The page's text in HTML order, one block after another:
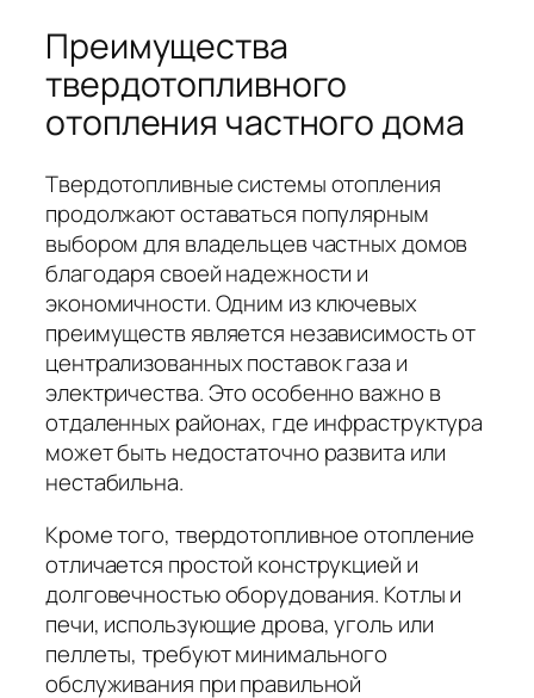
Преимущества
твердотопливного
отопления частного дома
Твердотопливные системы отопления
продолжают оставаться популярным
выбором для владельцев частных домов
благодаря своей надежности и
экономичности. Одним из ключевых
преимуществ является независимость от
централизованных поставок газа и
электричества. Это особенно важно в
отдаленных районах, где инфраструктура
может быть недостаточно развита или
нестабильна.
Кроме того, твердотопливное отопление
отличается простой конструкцией и
долговечностью оборудования. Котлы и
печи, использующие дрова, уголь или
пеллеты, требуют минимального
обслуживания при правильной